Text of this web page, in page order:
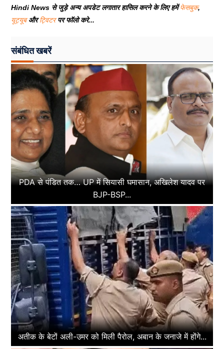
Hindi News से जुड़े अन्य अपडेट लगातार हासिल करने के लिए हमेंफेसबुक,
यूट्यूबऔरट्विटरपर फॉलो करे...
संबंधित खबरें
PDA से पंडित तक… UP में सियासी घमासान, अखिलेश यादव पर
BJP-BSP...
अतीक के बेटों अली-उमर को मिली पैरोल, अबान के जनाजे में होंगे...